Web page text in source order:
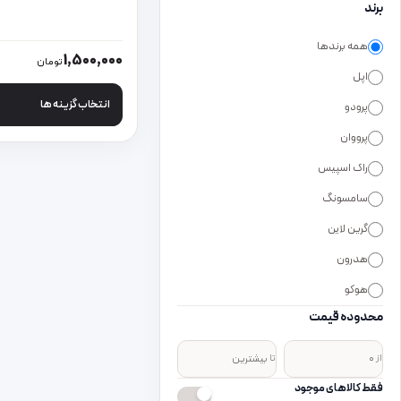
برند
همه برندها
اپل
پرودو
پرووان
راک اسپیس
سامسونگ
گرین لاین
هدرون
هوکو
محدوده قیمت
از تا
فقط کالاهای موجود
1,500,000تومان
انتخاب گزینه ها
این محصول دارای